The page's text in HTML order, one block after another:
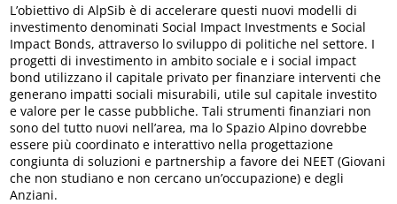
L’obiettivo di AlpSib è di accelerare questi nuovi modelli di
investimento denominati Social Impact Investments e Social
Impact Bonds, attraverso lo sviluppo di politiche nel settore. I
progetti di investimento in ambito sociale e i social impact
bond utilizzano il capitale privato per finanziare interventi che
generano impatti sociali misurabili, utile sul capitale investito
e valore per le casse pubbliche. Tali strumenti finanziari non
sono del tutto nuovi nell’area, ma lo Spazio Alpino dovrebbe
essere più coordinato e interattivo nella progettazione
congiunta di soluzioni e partnership a favore dei NEET (Giovani
che non studiano e non cercano un’occupazione) e degli
Anziani.